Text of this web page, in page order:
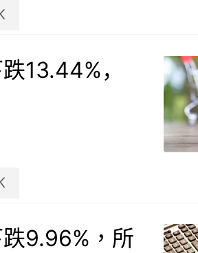
13.44%，
9.96%，所